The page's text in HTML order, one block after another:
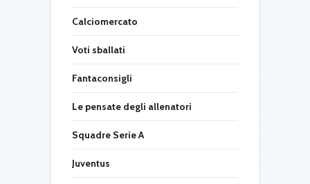
Calciomercato
Voti sballati
Fantaconsigli
Le pensate degli allenatori
Squadre Serie A
Juventus